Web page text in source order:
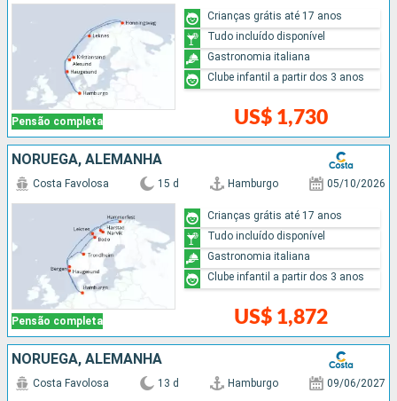
Pensão completa US$ 1,730
Crianças grátis até 17 anos
Tudo incluído disponível
Gastronomia italiana
Clube infantil a partir dos 3 anos
NORUEGA, ALEMANHA
Pensão completa
Costa Favolosa 15 d Hamburgo 05/10/2026
US$ 1,872
Crianças grátis até 17 anos
Tudo incluído disponível
Gastronomia italiana
Clube infantil a partir dos 3 anos
NORUEGA, ALEMANHA
Costa Favolosa 13 d Hamburgo 09/06/2027